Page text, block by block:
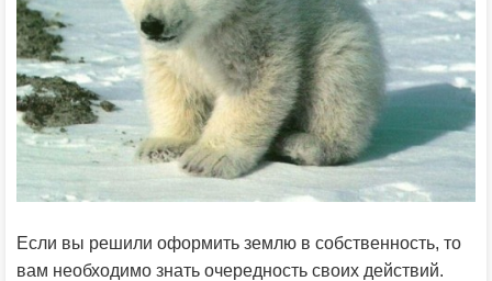
Если вы решили оформить землю в собственность, то
вам необходимо знать очередность своих действий.